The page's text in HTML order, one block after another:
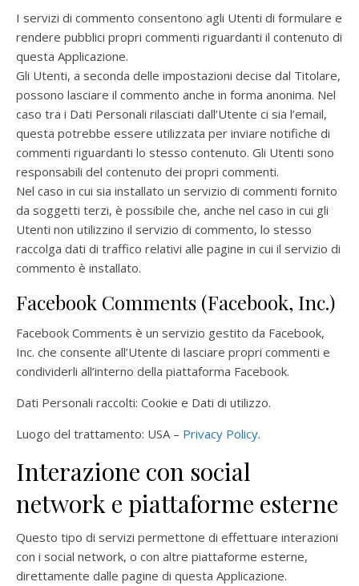
I servizi di commento consentono agli Utenti di formulare e
rendere pubblici propri commenti riguardanti il contenuto di
questa Applicazione.
Gli Utenti, a seconda delle impostazioni decise dal Titolare,
possono lasciare il commento anche in forma anonima. Nel
caso tra i Dati Personali rilasciati dall’Utente ci sia l’email,
questa potrebbe essere utilizzata per inviare notifiche di
commenti riguardanti lo stesso contenuto. Gli Utenti sono
responsabili del contenuto dei propri commenti.
Nel caso in cui sia installato un servizio di commenti fornito
da soggetti terzi, è possibile che, anche nel caso in cui gli
Utenti non utilizzino il servizio di commento, lo stesso
raccolga dati di traffico relativi alle pagine in cui il servizio di
commento è installato.
Facebook Comments (Facebook, Inc.)
Facebook Comments è un servizio gestito da Facebook,
Inc. che consente all’Utente di lasciare propri commenti e
condividerli all’interno della piattaforma Facebook.
Dati Personali raccolti: Cookie e Dati di utilizzo.
Luogo del trattamento: USA – Privacy Policy.
Interazione con social
network e piattaforme esterne
Questo tipo di servizi permettone di effettuare interazioni
con i social network, o con altre piattaforme esterne,
direttamente dalle pagine di questa Applicazione.